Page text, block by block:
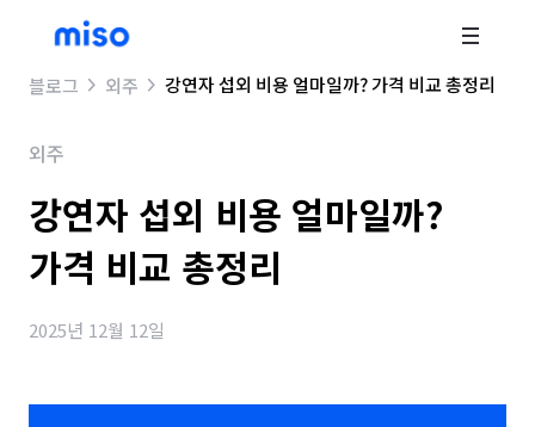
블로그 외주 강연자 섭외 비용 얼마일까? 가격 비교 총정리
외주
강연자 섭외 비용 얼마일까?
가격 비교 총정리
2025년 12월 12일